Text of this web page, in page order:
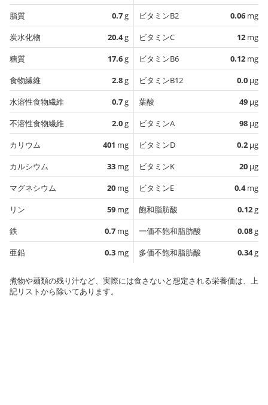
脂質
0.7g
炭水化物
20.4g
糖質
17.6g
食物繊維
2.8g
水溶性食物繊維
0.7g
不溶性食物繊維
2.0g
カリウム
401 mg
カルシウム
33 mg
マグネシウム
20 mg
リン
59 mg
鉄
0.7 mg
亜鉛
0.3 mg
ビタミンB2
0.06 mg
ビタミンC
12 mg
ビタミンB6
0.12 mg
ビタミンB12
0.0 µg
葉酸
49 µg
ビタミンA
98 µg
ビタミンD
0.2 µg
ビタミンK
20 µg
ビタミンE
0.4mg
飽和脂肪酸
0.12g
一価不飽和脂肪酸
0.08g
多価不飽和脂肪酸
0.34g
煮物や麺類の残り汁など、実際には食さないと想定される栄養価は、上
記リストから除いてあります。